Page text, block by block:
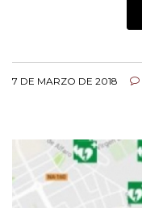
7 DE MARZO DE 2018